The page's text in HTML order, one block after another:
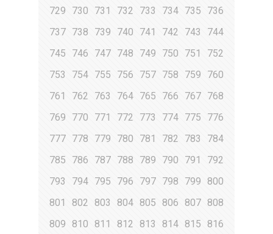
729
730 731 732 733 734 735
736
737 738 739 740 741 742 743
744
745
746 747 748 749 750 751
752
753
754 755 756 757 758 759
760
761
762 763 764 765 766 767 768
769
770 771 772 773 774 775
776
777 778 779 780 781 782 783
784
785
786 787 788 789 790 791
792
793
794 795 796 797 798 799
800
801
802 803 804 805 806 807 808
809
810 811 812 813 814 815
816